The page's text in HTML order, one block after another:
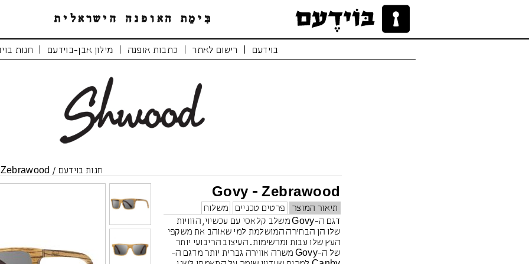
בוידעם רישום לאתר כתבות אופנה מילון אבן-בוידעם חנות
חנות בוידעם /
Govy - Zebrawood
תיאור המוצר פרטים טכניים
משלוח
דגם ה-Govy משלב קלאסי עם עכשיוי, הזוויות
שלו הן הבחירה המושלמת למי שאוהב את משקפי
העץ שלו עבות ומרשימות. העיצוב הריבועי יותר
של ה-Govy משרה אווירה גברית יותר מדגם ה-